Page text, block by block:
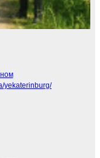
yekaterinburg/